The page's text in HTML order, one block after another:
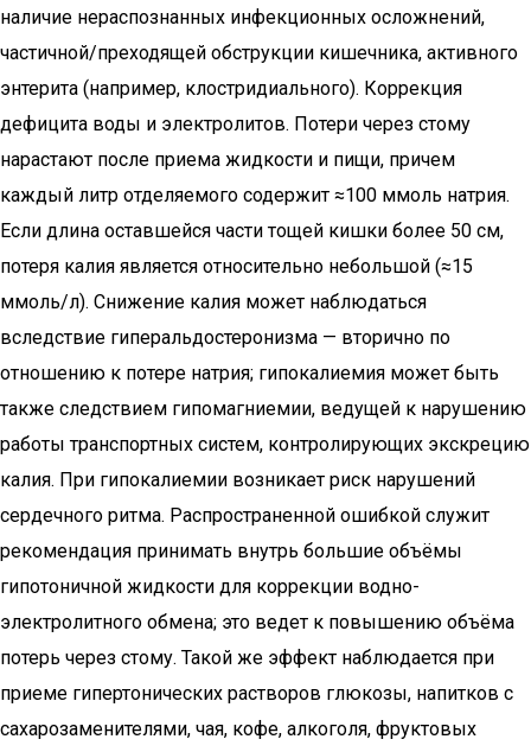
наличие нераспознанных инфекционных осложнений,
частичной/преходящей обструкции кишечника, активного
энтерита (например, клостридиального). Коррекция
дефицита воды и электролитов. Потери через стому
нарастают после приема жидкости и пищи, причем
каждый литр отделяемого содержит ≈100 ммоль натрия.
Если длина оставшейся части тощей кишки более 50 см,
потеря калия является относительно небольшой (≈15
ммоль/л). Снижение калия может наблюдаться
вследствие гиперальдостеронизма — вторично по
отношению к потере натрия; гипокалиемия может быть
также следствием гипомагниемии, ведущей к нарушению
работы транспортных систем, контролирующих экскрецию
калия. При гипокалиемии возникает риск нарушений
сердечного ритма. Распространенной ошибкой служит
рекомендация принимать внутрь большие объёмы
гипотоничной жидкости для коррекции водно-
электролитного обмена; это ведет к повышению объёма
потерь через стому. Такой же эффект наблюдается при
приеме гипертонических растворов глюкозы, напитков с
сахарозаменителями, чая, кофе, алкоголя, фруктовых